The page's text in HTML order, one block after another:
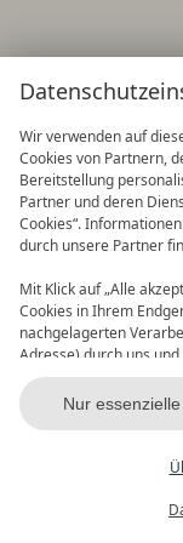
Wir verwenden auf
Cookies von Partnern,
Bereitstellung
Partner und deren
Cookies“.
durch unsere Partner
Mit Klick auf „Alle
Cookies in Ihrem
nachgelagerten
Adresse) durch uns
einverstanden sind,
individuelle Auswahl
tätigen. Sie können
Nur